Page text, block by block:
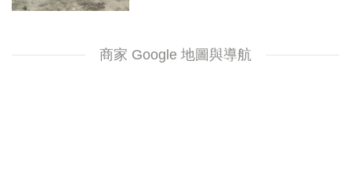
商家 Google 地圖與導航